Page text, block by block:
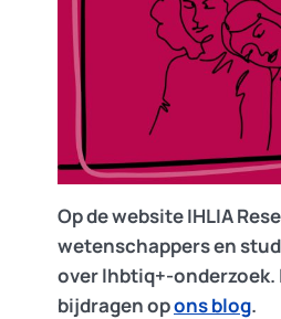
Op de website IHLIA
wetenschappers en
over lhbtiq+-onderzoek.
bijdragen opons blog.